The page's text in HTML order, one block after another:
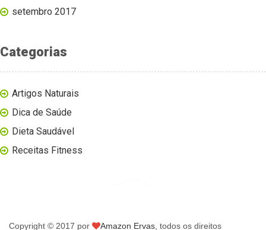
setembro 2017
Categorias
Artigos Naturais
Dica de Saúde
Dieta Saudável
Receitas Fitness
Copyright © 2017 por Amazon Ervas, todos os direitos